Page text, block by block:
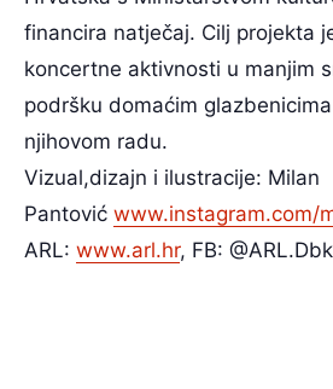
financira natječaj. Cilj projekta
koncertne aktivnosti u manjim
podršku domaćim
njihovom radu.
Vizual,dizajn i ilustracije: Milan
Pantović www.instagram.com/
ARL: www.arl.hr, FB: